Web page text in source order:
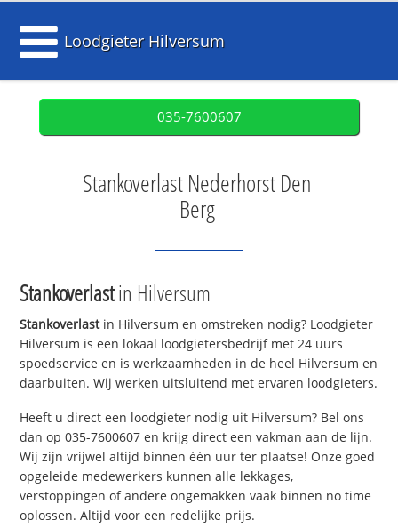
Loodgieter Hilversum
035-7600607
Stankoverlast Nederhorst Den
Berg
Stankoverlastin Hilversum
Stankoverlastin Hilversum en omstreken nodig? Loodgieter
Hilversum is een lokaal loodgietersbedrijf met 24 uurs
spoedservice en is werkzaamheden in de heel Hilversum en
daarbuiten. Wij werken uitsluitend met ervaren loodgieters.
Heeft u direct een loodgieter nodig uit Hilversum? Bel ons
dan op 035-7600607 en krijg direct een vakman aan de lijn.
Wij zijn vrijwel altijd binnen één uur ter plaatse! Onze goed
opgeleide medewerkers kunnen alle lekkages,
verstoppingen of andere ongemakken vaak binnen no time
oplossen. Altijd voor een redelijke prijs.